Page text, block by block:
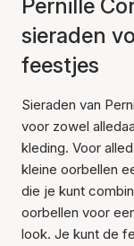
Pernille
sieraden
feestjes
Sieraden van
voor zowel
kleding. Voor
kleine oorbellen
die je kunt
oorbellen voor
look. Je kunt de